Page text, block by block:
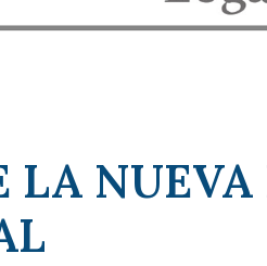
LA NUEVA